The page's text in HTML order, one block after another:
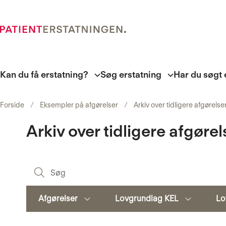
Kan du få erstatning? Søg erstatning Har du søgt
Forside Eksempler på afgørelser Arkiv over tidligere
Arkiv over tidligere
Afgørelser Lovgrundlag KEL